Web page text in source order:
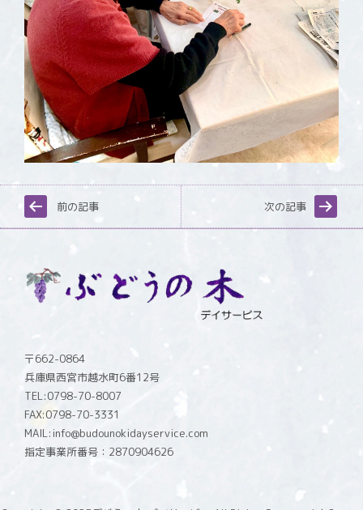
前の記事 次の記事
〒662-0864
兵庫県西宮市越水町6番12号
TEL:0798-70-8007
FAX:0798-70-3331
MAIL:info@budounokidayservice.com
指定事業所番号：2870904626